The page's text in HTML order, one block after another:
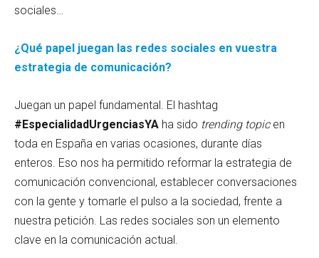
sociales…
¿Qué papel juegan las redes sociales en vuestra
estrategia de comunicación?
Juegan un papel fundamental. El hashtag
#EspecialidadUrgenciasYA ha sido trending topicen
toda en España en varias ocasiones, durante días
enteros. Eso nos ha permitido reformar la estrategia de
comunicación convencional, establecer conversaciones
con la gente y tomarle el pulso a la sociedad, frente a
nuestra petición. Las redes sociales son un elemento
clave en la comunicación actual.